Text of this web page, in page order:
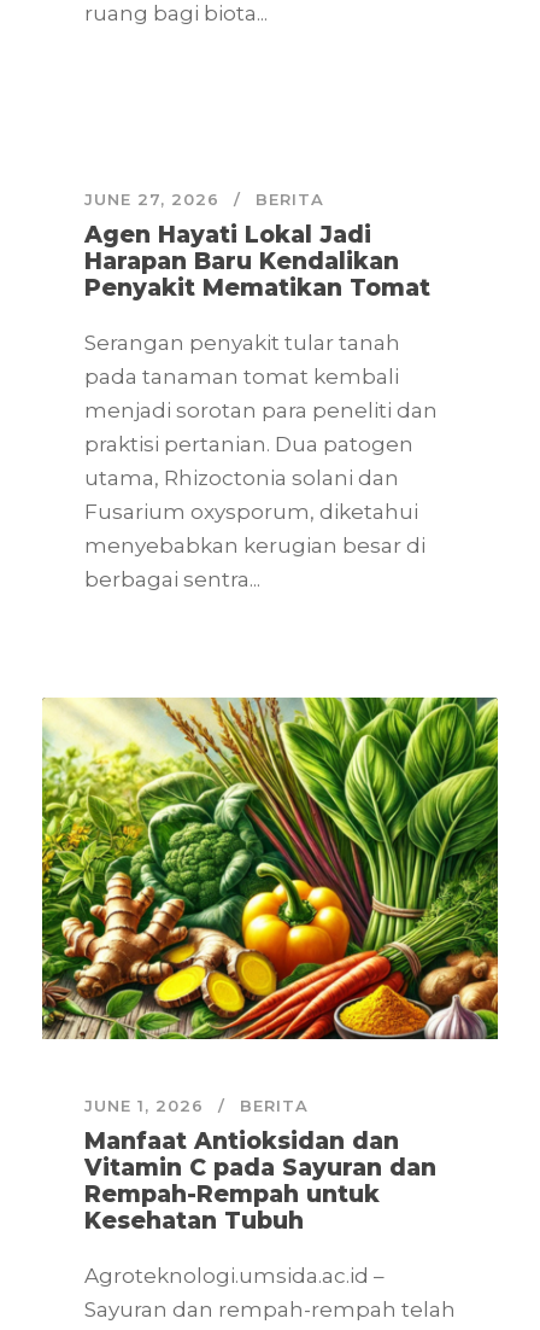
ruang bagi biota...
JUNE 27, 2026 BERITA
Agen Hayati Lokal Jadi
Harapan Baru Kendalikan
Penyakit Mematikan Tomat
Serangan penyakit tular tanah
pada tanaman tomat kembali
menjadi sorotan para peneliti dan
praktisi pertanian. Dua patogen
utama, Rhizoctonia solani dan
Fusarium oxysporum, diketahui
menyebabkan kerugian besar di
berbagai sentra...
JUNE 1, 2026 BERITA
Manfaat Antioksidan dan
Vitamin C pada Sayuran dan
Rempah-Rempah untuk
Kesehatan Tubuh
Agroteknologi.umsida.ac.id –
Sayuran dan rempah-rempah telah